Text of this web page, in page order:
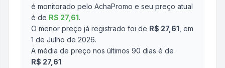
é monitorado pelo AchaPromo e seu preço atual
é de R$ 27,61.
O menor preço já registrado foi de R$ 27,61 , em
1 de Julho de 2026.
A média de preço nos últimos 90 dias é de
R$ 27,61.